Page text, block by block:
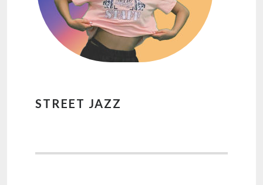
STREET JAZZ